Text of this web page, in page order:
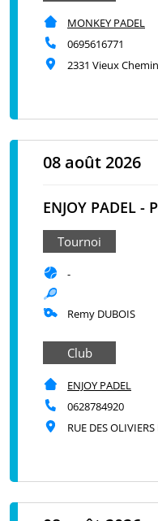
MONKEY PADEL
0695616771
2331 Vieux
08 août 2026
ENJOY PADEL -
Tournoi
-
Remy DUBOIS
Club
ENJOY PADEL
0628784920
RUE DES